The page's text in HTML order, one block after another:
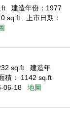
建造年份：1977
sq.ft
上市日期：
sq.ft
建造年
積： 1142 sq.ft
06-18
地圖